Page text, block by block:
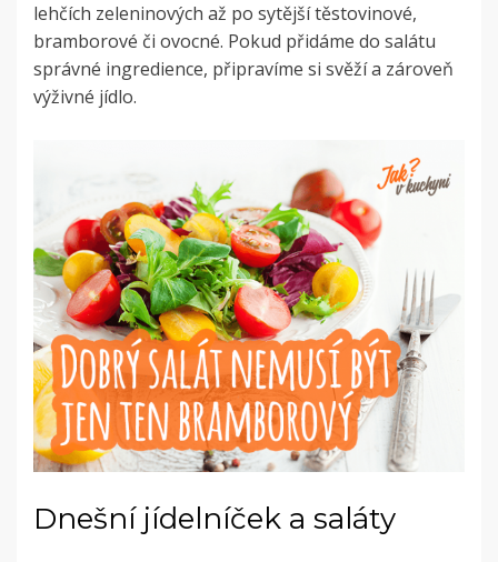
lehčích zeleninových až po sytější těstovinové,
bramborové či ovocné. Pokud přidáme do salátu
správné ingredience, připravíme si svěží a zároveň
výživné jídlo.
Dnešní jídelníček a saláty